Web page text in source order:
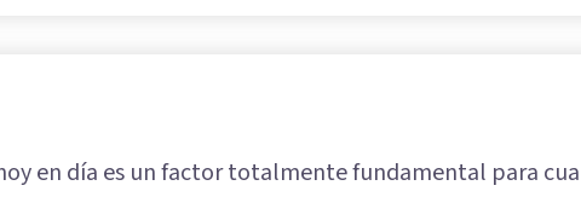
en día es un factor totalmente fundamental para